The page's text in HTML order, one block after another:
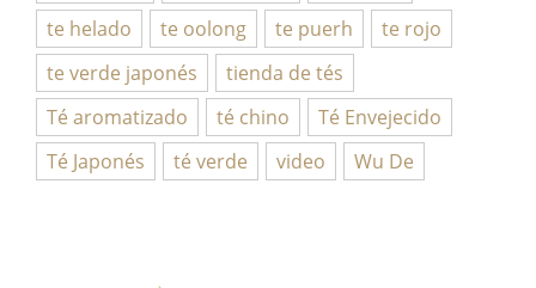
te helado
te oolong te puerh
te rojo
te verde japonés
tienda de tés
Té aromatizado
té chino
Té Envejecido
Té Japonés
té verde video Wu De